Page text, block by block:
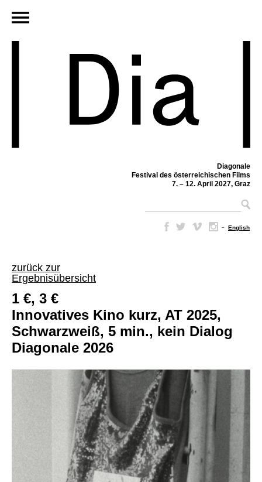
Diagonale
Festival des österreichischen Films
7. – 12. April 2027, Graz
– English
zurück zur
Ergebnisübersicht
1 €, 3 €
Innovatives Kino kurz, AT 2025,
Schwarzweiß, 5 min., kein Dialog
Diagonale 2026